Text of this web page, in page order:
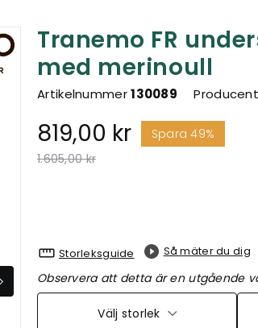
Tranemo FR
med merinoull
Artikelnummer130089
819,00 kr
Spara 49%
Pris nedsatt från
1.605,00 krtill
Storleksguide Så mäter du dig
Observera att detta är en utgående
Välj storlek